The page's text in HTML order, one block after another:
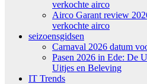
verkochte airco
Airco Garant review
verkochte airco
seizoensgidsen
Carnaval 2026 datum
Pasen 2026 in Ede: De
Uitjes en Beleving
IT Trends